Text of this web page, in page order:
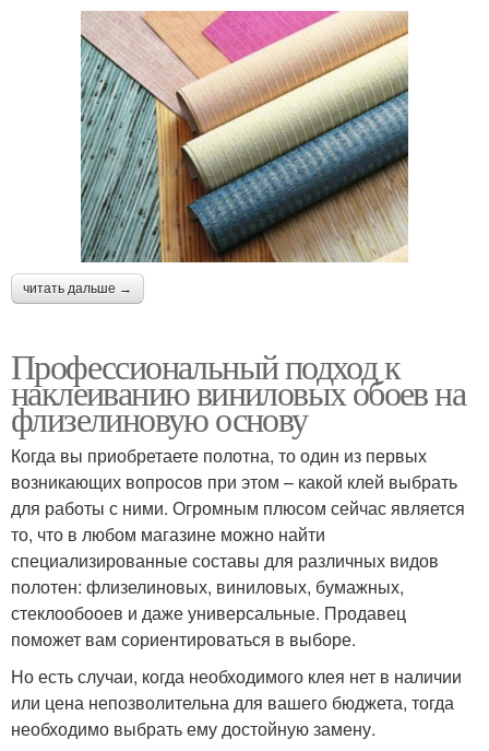
читать дальше →
Профессиональный подход к
наклеиванию виниловых обоев на
флизелиновую основу
Когда вы приобретаете полотна, то один из первых
возникающих вопросов при этом – какой клей выбрать
для работы с ними. Огромным плюсом сейчас является
то, что в любом магазине можно найти
специализированные составы для различных видов
полотен: флизелиновых, виниловых, бумажных,
стеклообооев и даже универсальные. Продавец
поможет вам сориентироваться в выборе.
Но есть случаи, когда необходимого клея нет в наличии
или цена непозволительна для вашего бюджета, тогда
необходимо выбрать ему достойную замену.